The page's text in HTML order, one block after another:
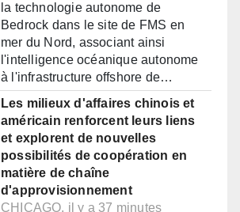
la technologie autonome de
Bedrock dans le site de FMS en
mer du Nord, associant ainsi
l'intelligence océanique autonome
à l'infrastructure offshore de…
Les milieux d'affaires chinois et
américain renforcent leurs liens
et explorent de nouvelles
possibilités de coopération en
matière de chaîne
d'approvisionnement
CHICAGO, il y a 37 minutes